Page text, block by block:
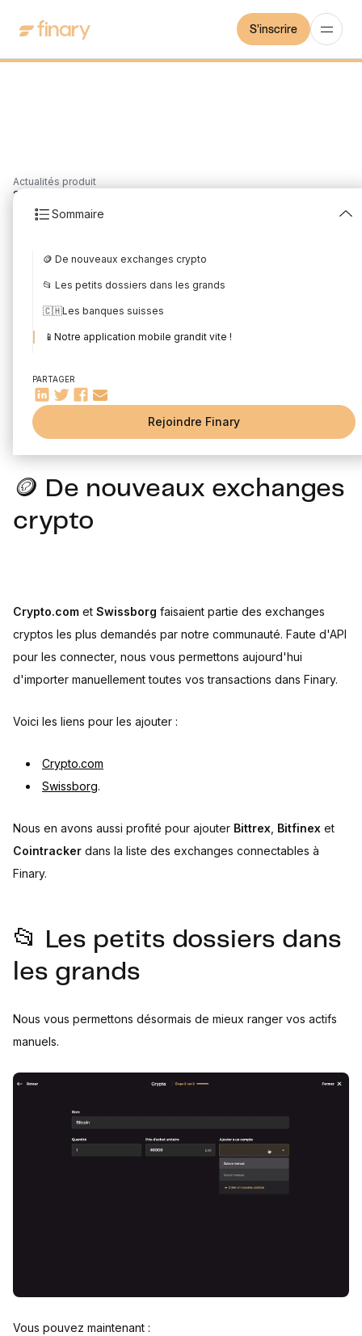
S'inscrire
Actualités produit
Sommaire
🪙 De nouveaux exchanges crypto
📂 Les petits dossiers dans les grands
🇨🇭Les banques suisses
📱Notre application mobile grandit vite !
🗣️ Finary Talk: Investir dans les montres de luxe
PARTAGER
Rejoindre Finary
2
2022
Rédigé par Édité par
Les nouveautés d'avril de Finary : des exchanges cryptos,
une app mobile en pleine croissance, les banques suisses...
🪙 De nouveaux exchanges
crypto
Crypto.com et Swissborg faisaient partie des exchanges
cryptos les plus demandés par notre communauté. Faute d'API
pour les connecter, nous vous permettons aujourd'hui
d'importer manuellement toutes vos transactions dans Finary.
Voici les liens pour les ajouter :
Crypto.com
Swissborg.
Nous en avons aussi profité pour ajouter Bittrex Bitfinex et
Cointracker dans la liste des exchanges connectables à
Finary.
📂 Les petits dossiers dans
les grands
Nous vous permettons désormais de mieux ranger vos actifs
manuels.
Vous pouvez maintenant :